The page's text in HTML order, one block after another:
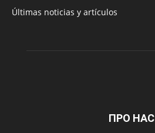
Últimas noticias y artículos
ПРО НАС